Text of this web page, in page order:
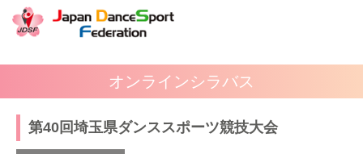
オンラインシラバス
第40回埼玉県ダンススポーツ競技大会